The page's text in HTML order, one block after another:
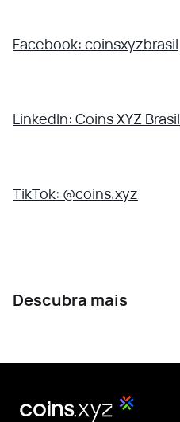
Facebook: coinsxyzbrasil
LinkedIn: Coins XYZ Brasil
TikTok: @coins.xyz
Descubra mais